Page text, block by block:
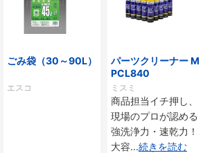
ごみ袋（30～90L）
エスコ
パーツクリーナー M
PCL840
ミスミ
商品担当イチ押し、
現場のプロが認める
強洗浄力・速乾力！
大容...続きを読む